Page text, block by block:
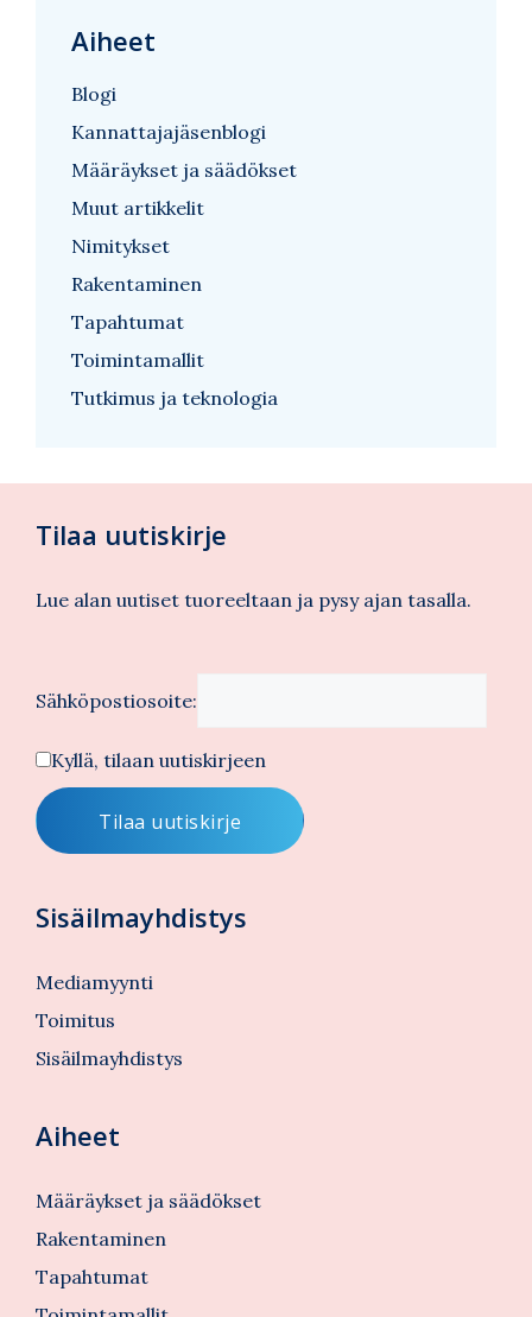
Aiheet
Blogi
Kannattajajäsenblogi
Määräykset ja säädökset
Muut artikkelit
Nimitykset
Rakentaminen
Tapahtumat
Toimintamallit
Tutkimus ja teknologia
Tilaa uutiskirje
Lue alan uutiset tuoreeltaan ja pysy ajan tasalla.
Sähköpostiosoite:
Kyllä, tilaan uutiskirjeen
Sisäilmayhdistys
Mediamyynti
Toimitus
Sisäilmayhdistys
Aiheet
Määräykset ja säädökset
Rakentaminen
Tapahtumat